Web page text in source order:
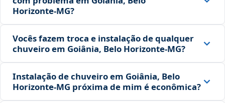
Horizonte‑MG?
Vocês fazem troca e instalação de qualquer
chuveiro em Goiânia, Belo Horizonte‑MG?
Instalação de chuveiro em Goiânia, Belo
Horizonte‑MG próxima de mim é econômica?